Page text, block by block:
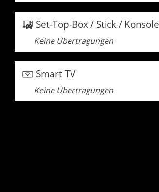
Set-Top-Box / Stick / Konsole
Keine Übertragungen
Smart TV
Keine Übertragungen